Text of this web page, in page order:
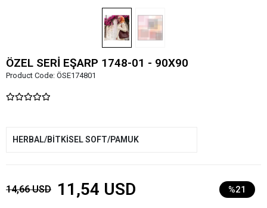
ÖZEL SERİ EŞARP 1748-01 - 90X90
Product Code: ÖSE174801
HERBAL/BİTKİSEL SOFT/PAMUK
14,66 USD 11,54 USD %21